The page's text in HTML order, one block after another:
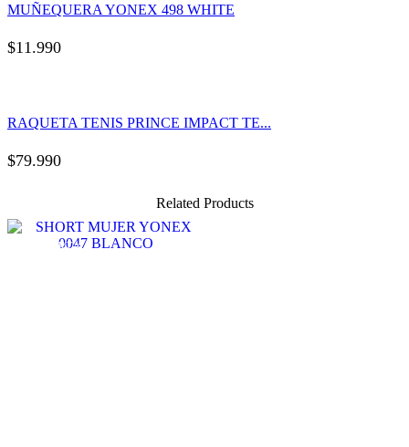
MUÑEQUERA YONEX 498 WHITE
$11.990
RAQUETA TENIS PRINCE IMPACT TE...
$79.990
Related Products
OFERTA